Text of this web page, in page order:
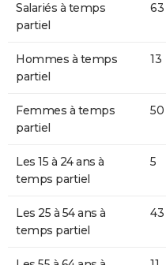
Salariés à temps
partiel
63
Hommes à temps
partiel
13
Femmes à temps
partiel
50
Les 15 à 24 ans à
temps partiel
5
Les 25 à 54 ans à
temps partiel
43